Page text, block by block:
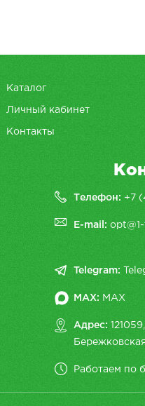
Каталог
Личный кабинет
Контакты
Телефон: +7
E-mail:
Telegram:
MAX: MAX
Адрес:
Работаем по